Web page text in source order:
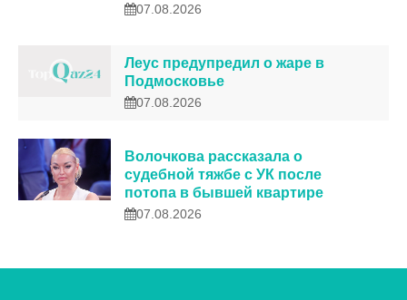
07.08.2026
Леус предупредил о жаре в
Подмосковье
07.08.2026
Волочкова рассказала о
судебной тяжбе с УК после
потопа в бывшей квартире
07.08.2026